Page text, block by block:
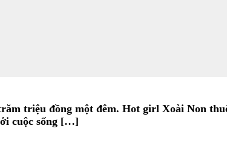
triệu đồng một đêm. Hot girl Xoài Non
cuộc sống […]